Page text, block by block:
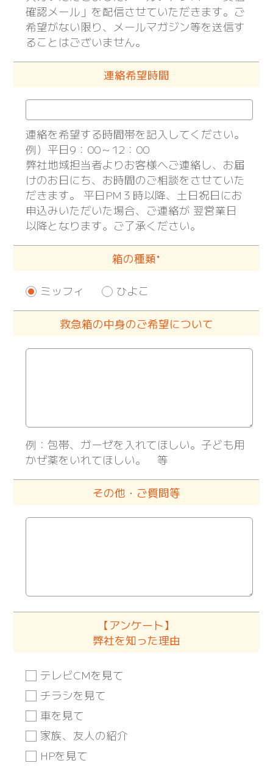
確認メール」を配信させていただきます。ご
希望がない限り、メールマガジン等を送信す
ることはございません。
連絡希望時間
連絡を希望する時間帯を記入してください。
例）平日9：00～12：00
弊社地域担当者よりお客様へご連絡し、お届
けのお日にち、お時間のご相談をさせていた
だきます。 平日PM３時以降、土日祝日にお
申込みいただいた場合、ご連絡が 翌営業日
以降となります。ご了承ください。
箱の種類 ＊
ミッフィ ひよこ
救急箱の中身のご希望について
例：包帯、ガーゼを入れてほしい。子ども用
かぜ薬をいれてほしい。 等
その他・ご質問等
【アンケート】
弊社を知った理由
テレビCMを見て
チラシを見て
車を見て
家族、友人の紹介
HPを見て